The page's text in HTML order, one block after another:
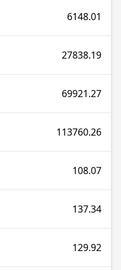
6148.01
27838.19
69921.27
113760.26
108.07
137.34
129.92